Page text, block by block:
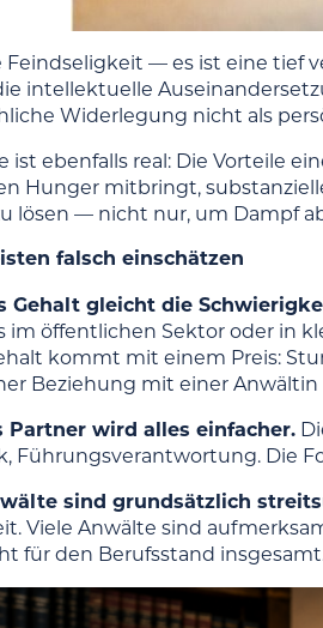
Feindseligkeit — es ist eine tief
intellektuelle
Widerlegung nicht als
ist ebenfalls real: Die Vorteile
Hunger mitbringt,
lösen — nicht nur, um Dampf
falsch einschätzen
Gehalt gleicht die
im öffentlichen Sektor oder in
kommt mit einem Preis:
Beziehung mit einer
Partner wird alles einfacher.
Führungsverantwortung. Die
sind grundsätzlich
Viele Anwälte sind
für den Berufsstand